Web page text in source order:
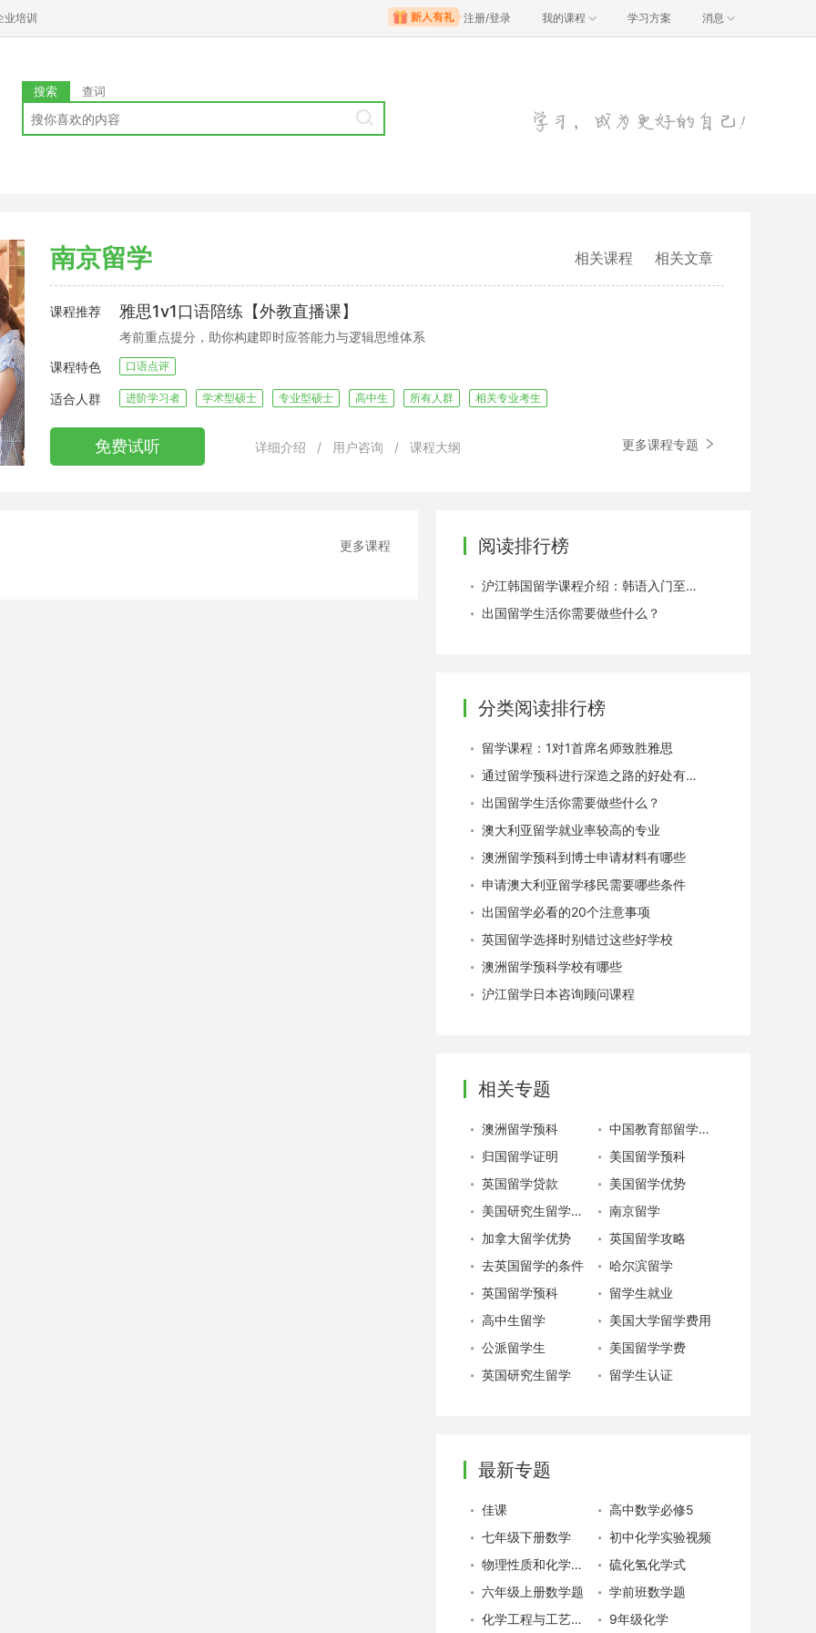
业培训 注册/登录 我的课程 学习方案 消息
搜索 查词
南京留学 相关文章
相关课程
课程推荐 雅思1v1口语陪练【外教直播课】
考前重点提分，助你构建即时应答能力与逻辑思维体系
课程特色
口语点评
适合人群 进阶学习者 学术型硕士 专业型硕士 高中生 所有人群 相关专业考生
免费试听 详细介绍 / 用户咨询 / 课程大纲 更多课程专题
更多课程 阅读排行榜
沪江韩国留学课程介绍：韩语入门至生活会话进阶
出国留学生活你需要做些什么？
分类阅读排行榜
留学课程：1对1首席名师致胜雅思
通过留学预科进行深造之路的好处有哪些
出国留学生活你需要做些什么？
澳大利亚留学就业率较高的专业
澳洲留学预科到博士申请材料有哪些
申请澳大利亚留学移民需要哪些条件
出国留学必看的20个注意事项
英国留学选择时别错过这些好学校
澳洲留学预科学校有哪些
沪江留学日本咨询顾问课程
相关专题
澳洲留学预科
中国教育部留学服务中心
归国留学证明
美国留学预科
英国留学贷款
美国留学优势
美国研究生留学费用
南京留学
加拿大留学优势
英国留学攻略
去英国留学的条件
哈尔滨留学
英国留学预科
留学生就业
高中生留学
美国大学留学费用
公派留学生
美国留学学费
英国研究生留学
留学生认证
最新专题
佳课
高中数学必修5
七年级下册数学
初中化学实验视频
物理性质和化学性质
硫化氢化学式
六年级上册数学题
学前班数学题
化学工程与工艺专业就业
9年级化学